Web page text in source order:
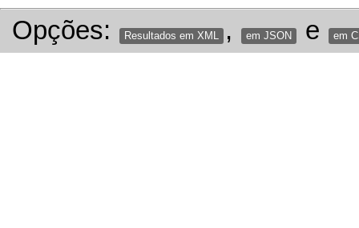
Opções: Resultados em XML , em JSON e em